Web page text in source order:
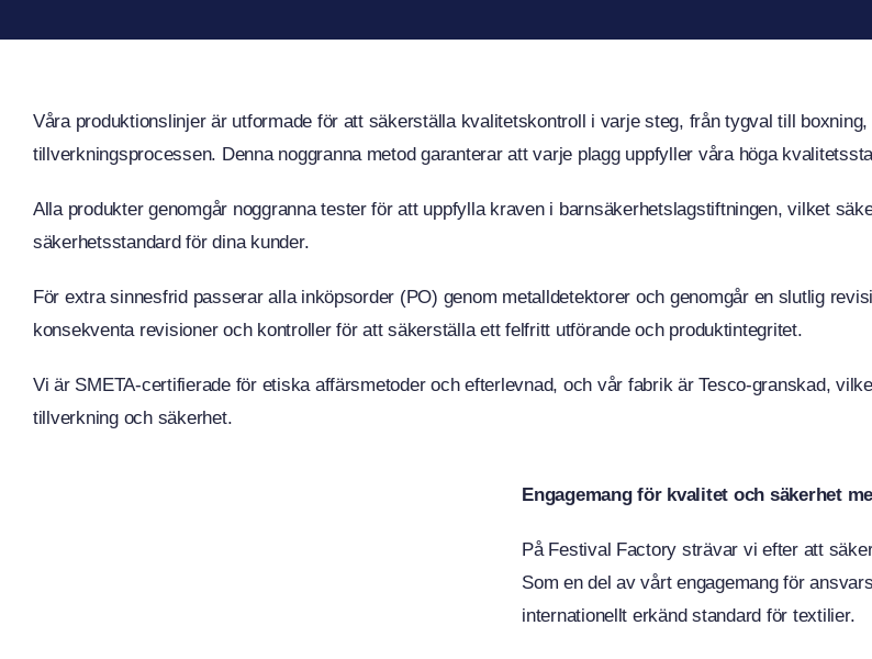
Våra produktionslinjer är utformade för att säkerställa kvalitetskontroll i varje steg, från tygval till
tillverkningsprocessen. Denna noggranna metod garanterar att varje plagg uppfyller våra höga
Alla produkter genomgår noggranna tester för att uppfylla kraven i barnsäkerhetslagstiftningen, vilket
säkerhetsstandard för dina kunder.
För extra sinnesfrid passerar alla inköpsorder (PO) genom metalldetektorer och genomgår en slutlig
konsekventa revisioner och kontroller för att säkerställa ett felfritt utförande och produktintegritet.
Vi är SMETA-certifierade för etiska affärsmetoder och efterlevnad, och vår fabrik är Tesco-granskad,
tillverkning och säkerhet.
Engagemang för kvalitet och säkerhet
På Festival Factory strävar vi efter att
Som en del av vårt engagemang för
internationellt erkänd standard för textilier.